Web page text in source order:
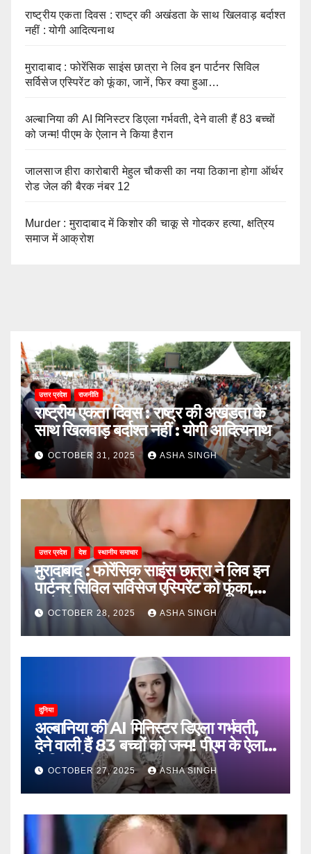
राष्ट्रीय एकता दिवस : राष्ट्र की अखंडता के साथ खिलवाड़ बर्दाश्त
नहीं : योगी आदित्यनाथ
मुरादाबाद : फोरेंसिक साइंस छात्रा ने लिव इन पार्टनर सिविल
सर्विसेज एस्पिरेंट को फूंका, जानें, फिर क्या हुआ…
अल्बानिया की AI मिनिस्‍टर डिएला गर्भवती, देने वाली हैं 83 बच्चों
को जन्‍म! पीएम के ऐलान ने किया हैरान
जालसाज हीरा कारोबारी मेहुल चौकसी का नया ठिकाना होगा ऑर्थर
रोड जेल की बैरक नंबर 12
Murder : मुरादाबाद में किशोर की चाकू से गोदकर हत्या, क्षत्रिय
समाज में आक्रोश
उत्तर प्रदेश राजनीति
राष्ट्रीय एकता दिवस : राष्ट्र की अखंडता के
साथ खिलवाड़ बर्दाश्त नहीं : योगी आदित्यनाथ
OCTOBER 31, 2025 ASHA SINGH
उत्तर प्रदेश देश स्थानीय समाचार
मुरादाबाद : फोरेंसिक साइंस छात्रा ने लिव इन
पार्टनर सिविल सर्विसेज एस्पिरेंट को फूंका,
जानें, फिर क्या हुआ…
OCTOBER 28, 2025 ASHA SINGH
दुनिया
अल्बानिया की AI मिनिस्‍टर डिएला गर्भवती,
देने वाली हैं 83 बच्चों को जन्‍म! पीएम के ऐलान
ने किया हैरान
OCTOBER 27, 2025 ASHA SINGH